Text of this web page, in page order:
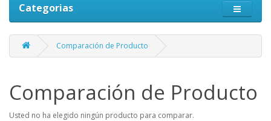
Categorias
Comparación de Producto
Comparación de Producto
Usted no ha elegido ningún producto para comparar.